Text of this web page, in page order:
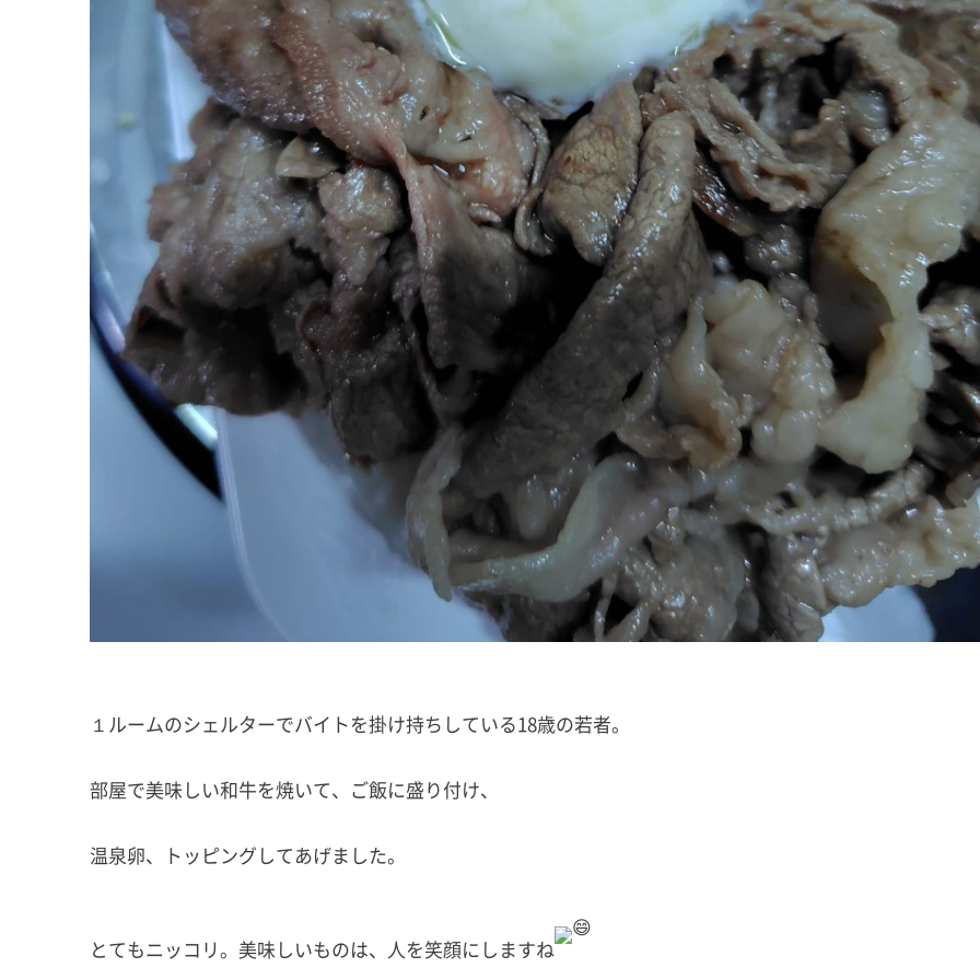
１ルームのシェルターでバイトを掛け持ちしている18歳の若者。
部屋で美味しい和牛を焼いて、ご飯に盛り付け、
温泉卵、トッピングしてあげました。
とてもニッコリ。美味しいものは、人を笑顔にしますね